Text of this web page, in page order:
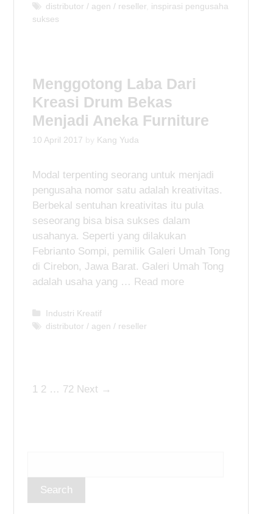
a
t
i
s
T
a
distributor / agen / reseller, inspirasi pengusaha
sukses
Menggotong Laba Dari
Kreasi Drum Bekas
Menjadi Aneka Furniture
10 April 2017 by Kang Yuda
Modal terpenting seorang untuk menjadi
pengusaha nomor satu adalah kreativitas.
Berbekal sentuhan kreativitas itu pula
seseorang bisa bisa sukses dalam
usahanya. Seperti yang dilakukan
Febrianto Sompi, pemilik Galeri Umah Tong
di Cirebon, Jawa Barat. Galeri Umah Tong
adalah usaha yang … Read more
C
a
r
Industri Kreatif
T
distributor / agen / reseller
P
1 2 … 72 Next →